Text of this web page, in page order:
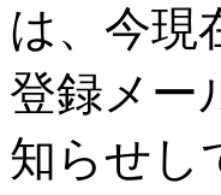
は、今現
登録メー
知らせし